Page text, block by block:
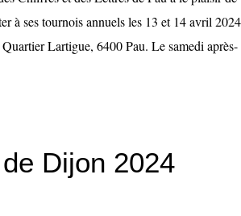
à ses tournois annuels les 13 et 14 avril 2024
Lartigue, 6400 Pau. Le samedi après-
Dijon 2024